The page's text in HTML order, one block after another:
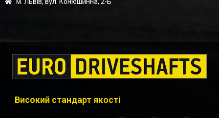
Високий стандарт якості